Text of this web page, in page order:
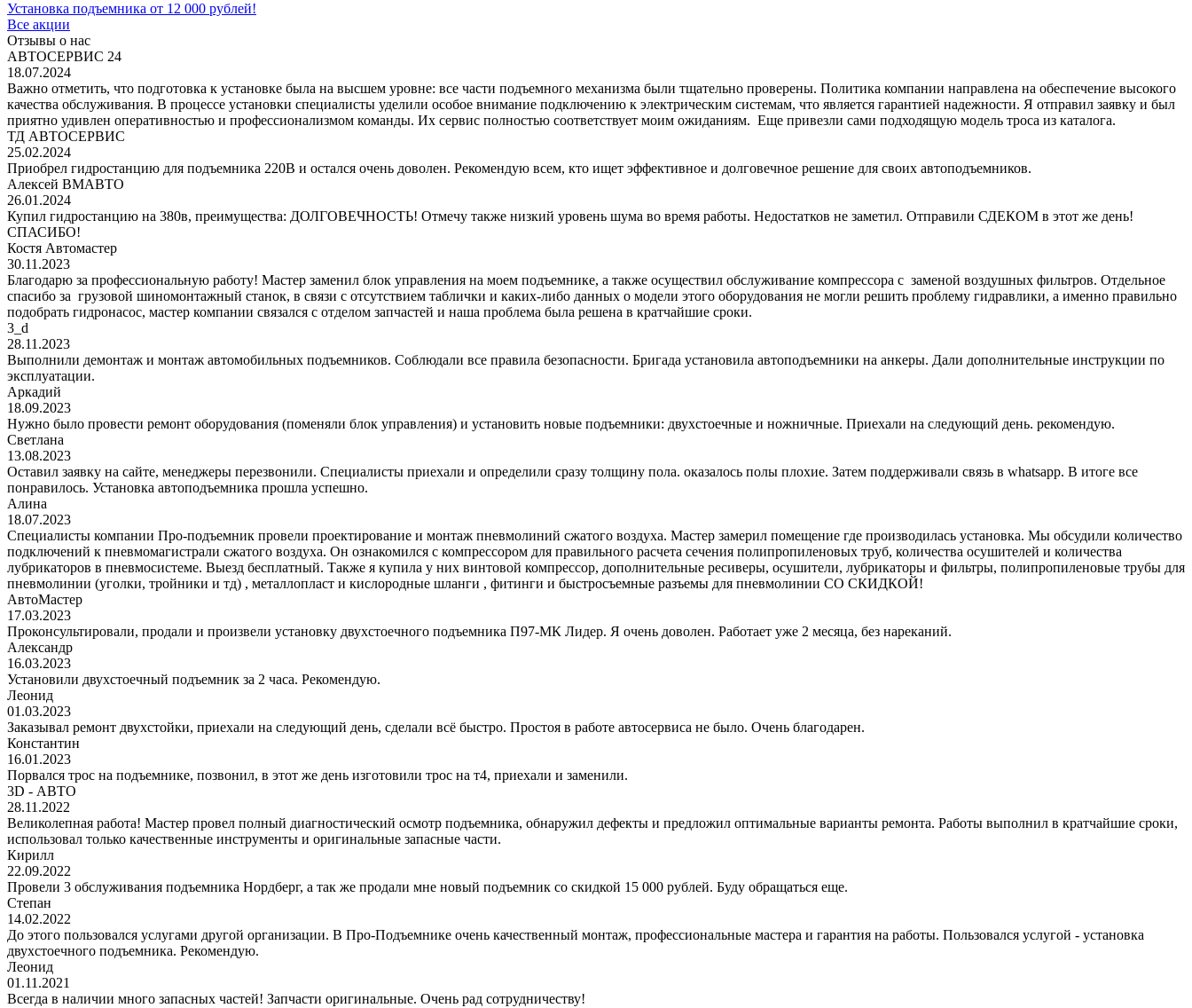
Установка подъемника от 12 000 рублей!
Все акции
Отзывы о нас
АВТОСЕРВИС 24
18.07.2024
Важно отметить, что подготовка к установке была на высшем уровне: все части подъемного механизма были тщательно проверены. Политика компании направлена на обеспечение высокого
качества обслуживания. В процессе установки специалисты уделили особое внимание подключению к электрическим системам, что является гарантией надежности. Я отправил заявку и был
приятно удивлен оперативностью и профессионализмом команды. Их сервис полностью соответствует моим ожиданиям. Еще привезли сами подходящую модель троса из каталога.
ТД АВТОСЕРВИС
25.02.2024
Приобрел гидростанцию для подъемника 220В и остался очень доволен. Рекомендую всем, кто ищет эффективное и долговечное решение для своих автоподъемников.
Алексей ВМАВТО
26.01.2024
Купил гидростанцию на 380в, преимущества: ДОЛГОВЕЧНОСТЬ! Отмечу также низкий уровень шума во время работы. Недостатков не заметил. Отправили СДЕКОМ в этот же день!
СПАСИБО!
Костя Автомастер
30.11.2023
Благодарю за профессиональную работу! Мастер заменил блок управления на моем подъемнике, а также осуществил обслуживание компрессора с заменой воздушных фильтров. Отдельное
спасибо за грузовой шиномонтажный станок, в связи с отсутствием таблички и каких-либо данных о модели этого оборудования не могли решить проблему гидравлики, а именно правильно
подобрать гидронасос, мастер компании связался с отделом запчастей и наша проблема была решена в кратчайшие сроки.
3_d
28.11.2023
Выполнили демонтаж и монтаж автомобильных подъемников. Соблюдали все правила безопасности. Бригада установила автоподъемники на анкеры. Дали дополнительные инструкции по
эксплуатации.
Аркадий
18.09.2023
Нужно было провести ремонт оборудования (поменяли блок управления) и установить новые подъемники: двухстоечные и ножничные. Приехали на следующий день. рекомендую.
Светлана
13.08.2023
Оставил заявку на сайте, менеджеры перезвонили. Специалисты приехали и определили сразу толщину пола. оказалось полы плохие. Затем поддерживали связь в whatsapp. В итоге все
понравилось. Установка автоподъемника прошла успешно.
Алина
18.07.2023
Специалисты компании Про-подъемник провели проектирование и монтаж пневмолиний сжатого воздуха. Мастер замерил помещение где производилась установка. Мы обсудили количество
подключений к пневмомагистрали сжатого воздуха. Он ознакомился с компрессором для правильного расчета сечения полипропиленовых труб, количества осушителей и количества
лубрикаторов в пневмосистеме. Выезд бесплатный. Также я купила у них винтовой компрессор, дополнительные ресиверы, осушители, лубрикаторы и фильтры, полипропиленовые трубы для
пневмолинии (уголки, тройники и тд) , металлопласт и кислородные шланги , фитинги и быстросъемные разъемы для пневмолинии СО СКИДКОЙ!
АвтоМастер
17.03.2023
Проконсультировали, продали и произвели установку двухстоечного подъемника П97-МК Лидер. Я очень доволен. Работает уже 2 месяца, без нареканий.
Александр
16.03.2023
Установили двухстоечный подъемник за 2 часа. Рекомендую.
Леонид
01.03.2023
Заказывал ремонт двухстойки, приехали на следующий день, сделали всё быстро. Простоя в работе автосервиса не было. Очень благодарен.
Константин
16.01.2023
Порвался трос на подъемнике, позвонил, в этот же день изготовили трос на т4, приехали и заменили.
3D - АВТО
28.11.2022
Великолепная работа! Мастер провел полный диагностический осмотр подъемника, обнаружил дефекты и предложил оптимальные варианты ремонта. Работы выполнил в кратчайшие сроки,
использовал только качественные инструменты и оригинальные запасные части.
Кирилл
22.09.2022
Провели 3 обслуживания подъемника Нордберг, а так же продали мне новый подъемник со скидкой 15 000 рублей. Буду обращаться еще.
Степан
14.02.2022
До этого пользовался услугами другой организации. В Про-Подъемнике очень качественный монтаж, профессиональные мастера и гарантия на работы. Пользовался услугой - установка
двухстоечного подъемника. Рекомендую.
Леонид
01.11.2021
Всегда в наличии много запасных частей! Запчасти оригинальные. Очень рад сотрудничеству!